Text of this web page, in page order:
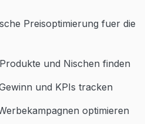
Preisoptimierung fuer die
und Nischen finden
und KPIs tracken
optimieren